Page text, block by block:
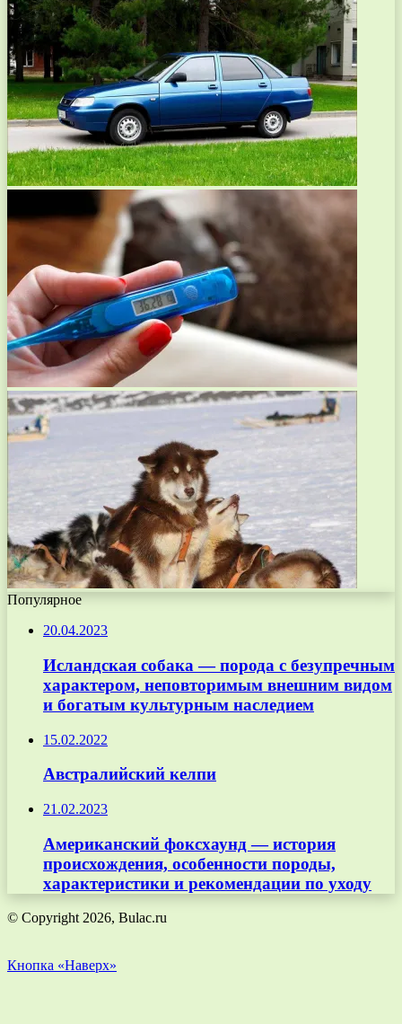
Популярное
20.04.2023
Исландская собака — порода с безупречным
характером, неповторимым внешним видом
и богатым культурным наследием
15.02.2022
Австралийский келпи
21.02.2023
Американский фоксхаунд — история
происхождения, особенности породы,
характеристики и рекомендации по уходу
© Copyright 2026, Bulac.ru
Кнопка «Наверх»